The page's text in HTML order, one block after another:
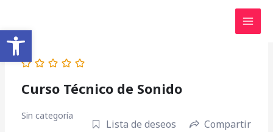
Abrir barra de herramientas
contenido
Curso Técnico de Sonido
Sin categoría
Lista de deseos Compartir